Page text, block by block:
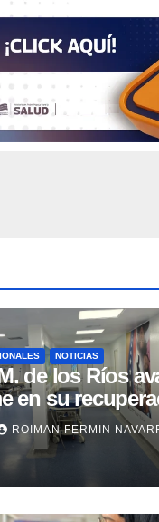
NOTICIAS
de los Ríos
en su
eventos
ROIMAN FERMIN